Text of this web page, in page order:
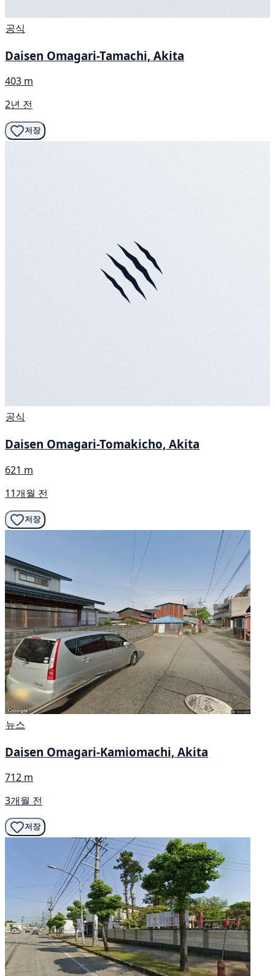
공식
Daisen Omagari-Tamachi, Akita
403 m
2년 전
저장
공식
Daisen Omagari-Tomakicho, Akita
621 m
11개월 전
저장
뉴스
Daisen Omagari-Kamiomachi, Akita
712 m
3개월 전
저장